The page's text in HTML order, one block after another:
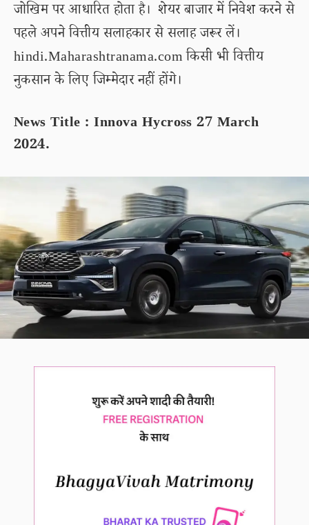
जोखिम पर आधारित होता है। शेयर बाजार में निवेश करने से
पहले अपने वित्तीय सलाहकार से सलाह जरूर लें।
hindi.Maharashtranama.com किसी भी वित्तीय
नुकसान के लिए जिम्मेदार नहीं होंगे।
News Title : Innova Hycross 27 March
2024.